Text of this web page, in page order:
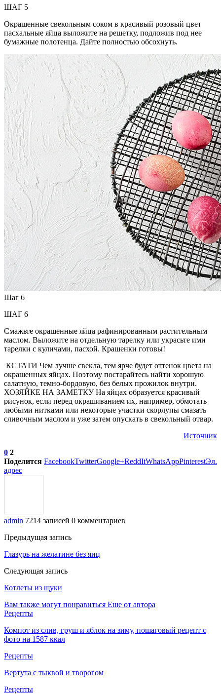
ШАГ 5
Окрашенные свекольным соком в красивый розовый цвет
пасхальные яйца выложите на решетку, подложив под нее
бумажные полотенца. Дайте полностью обсохнуть.
Шаг 6
ШАГ 6
Смажьте окрашенные яйца рафинированным растительным
маслом. Выложите на отдельную тарелку или украсьте ими
тарелки с куличами, пасхой. Крашенки готовы!
КСТАТИ Чем лучше свекла, тем ярче будет оттенок цвета на
окрашенных яйцах. Поэтому постарайтесь найти хорошую
салатную, темно-бордовую, без белых прожилок внутри.
ХОЗЯЙКЕ НА ЗАМЕТКУ На яйцах образуется красивый
рисунок, если перед окрашиванием их, например, обмотать
любыми нитками или некоторые участки скорлупы смазать
сливочным маслом и уже затем опускать в свекольный отвар.
Источник
0 2
Поделится FacebookTwitterGoogle+ReddItWhatsAppPinterestЭл.
адрес
admin 7214 записей 0 комментариев
Предыдущая запись
Глазурь на желатине без яиц
Следующая запись
Котлеты из щуки
Вам также могут понравиться Еще от автора
Рецепты
Компот из слив, груш и яблок на зиму, пошаговый рецепт с
фото на 1587 ккал
Рецепты
Вертута с тыквой и творогом
Рецепты